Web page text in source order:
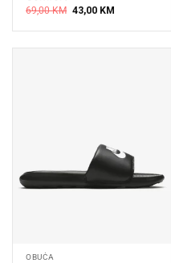
69,00KM Original
was:
43,00 KMCurrent
is:
OBUĆA